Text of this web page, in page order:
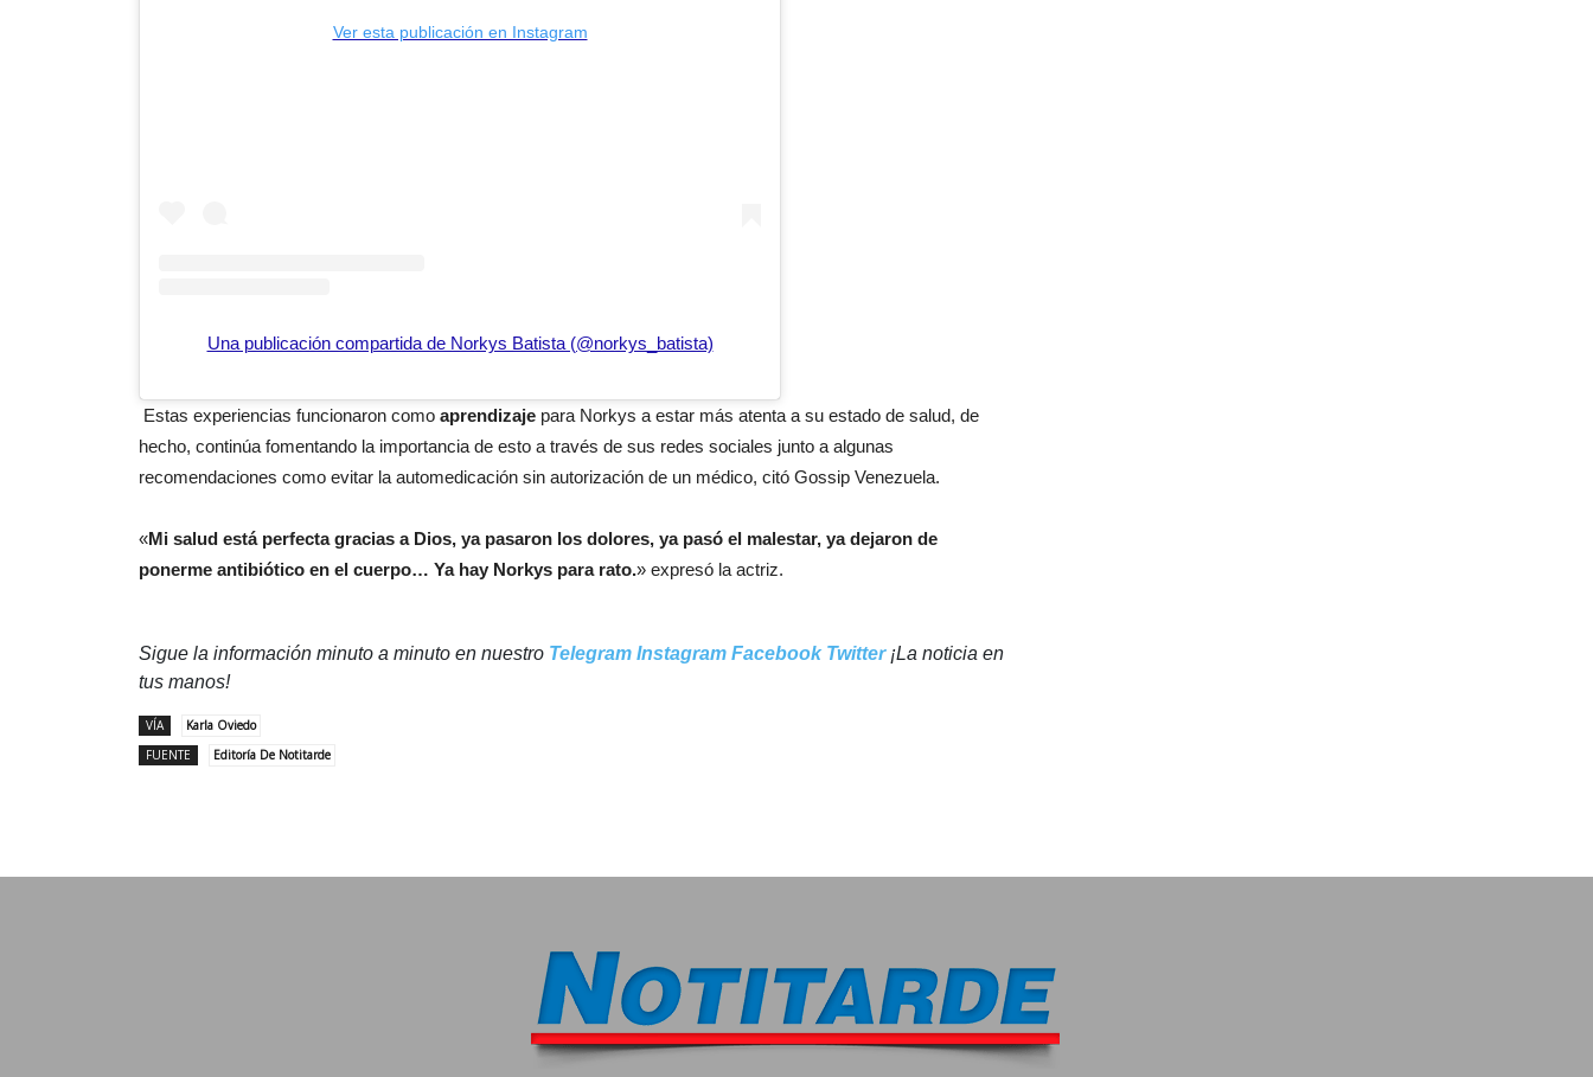
Ver esta publicación en Instagram
Una publicación compartida de Norkys Batista (@norkys_batista)
Estas experiencias funcionaron como aprendizaje para Norkys a estar más atenta a su estado de salud, de
hecho, continúa fomentando la importancia de esto a través de sus redes sociales junto a algunas
recomendaciones como evitar la automedicación sin autorización de un médico, citó Gossip Venezuela.
«Mi salud está perfecta gracias a Dios, ya pasaron los dolores, ya pasó el malestar, ya dejaron de
ponerme antibiótico en el cuerpo… Ya hay Norkys para rato.» expresó la actriz.
Sigue la información minuto a minuto en nuestro Telegram Instagram Facebook Twitter¡La noticia en
tus manos!
VÍA
Karla Oviedo
FUENTE
Editoría De Notitarde